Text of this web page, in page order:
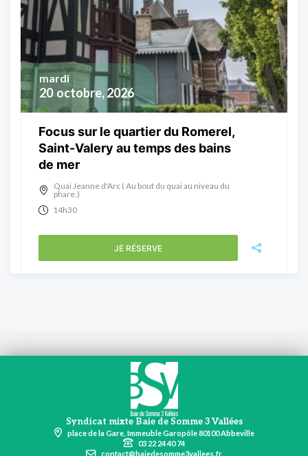
20 octobre, 2026
mardi
Focus sur le quartier du Romerel,
Saint-Valery au temps des bains
de mer
Quai Jeanne d'Arc ( Au bout du quai au niveau du
phare.)
14h30
JE RÉSERVE
Syndicat mixte Baie de Somme 3 Vallées
place de la Gare, Immeuble Garopôle 80100 Abbeville
03 22 24 40 74
contact@baiedesomme3vallees.fr